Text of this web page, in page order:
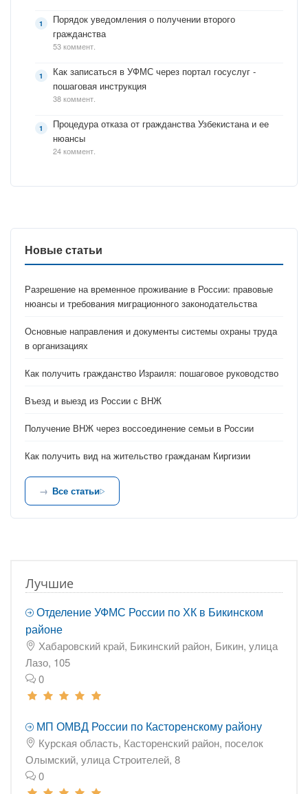
Порядок уведомления о получении второго
гражданства
53 коммент.
Как записаться в УФМС через портал госуслуг -
пошаговая инструкция
38 коммент.
Процедура отказа от гражданства Узбекистана и ее
нюансы
24 коммент.
Новые статьи
Разрешение на временное проживание в России: правовые
нюансы и требования миграционного законодательства
Основные направления и документы системы охраны труда
в организациях
Как получить гражданство Израиля: пошаговое руководство
Въезд и выезд из России с ВНЖ
Получение ВНЖ через воссоединение семьи в России
Как получить вид на жительство гражданам Киргизии
Все статьи
Лучшие
Отделение УФМС России по ХК в Бикинском
районе
Хабаровский край, Бикинский район, Бикин, улица
Лазо, 105
0
МП ОМВД России по Касторенскому району
Курская область, Касторенский район, поселок
Олымский, улица Строителей, 8
0